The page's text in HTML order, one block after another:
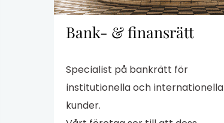
Bank- & finansrätt
Specialist på bankrätt för
institutionella och internationella
kunder.